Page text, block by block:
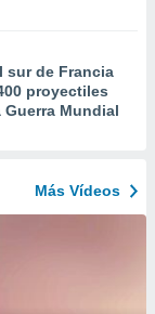
sur de Francia
proyectiles
Mundial
Más Vídeos